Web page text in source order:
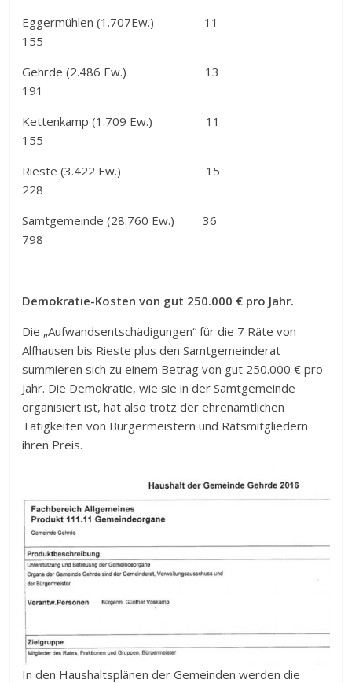
Eggermühlen (1.707Ew.) 11
155
Gehrde (2.486 Ew.) 13
191
Kettenkamp (1.709 Ew.) 11
155
Rieste (3.422 Ew.) 15
228
Samtgemeinde (28.760 Ew.) 36
798
Demokratie-Kosten von gut 250.000 € pro Jahr.
Die „Aufwandsentschädigungen“ für die 7 Räte von
Alfhausen bis Rieste plus den Samtgemeinderat
summieren sich zu einem Betrag von gut 250.000 € pro
Jahr. Die Demokratie, wie sie in der Samtgemeinde
organisiert ist, hat also trotz der ehrenamtlichen
Tätigkeiten von Bürgermeistern und Ratsmitgliedern
ihren Preis.
In den Haushaltsplänen der Gemeinden werden die